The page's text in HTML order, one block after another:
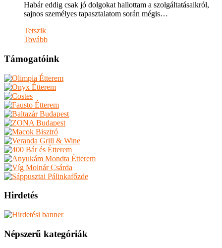
Habár eddig csak jó dolgokat hallottam a szolgáltatásaikról,
sajnos személyes tapasztalatom során mégis…
Tetszik
Tovább
Támogatóink
Hirdetés
Népszerű kategóriák